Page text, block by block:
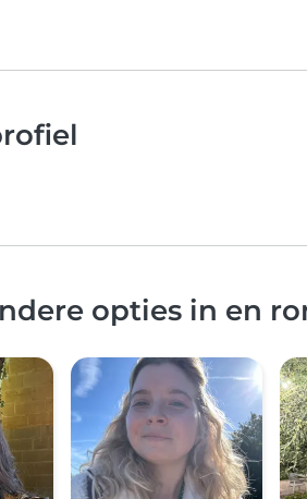
opties in en